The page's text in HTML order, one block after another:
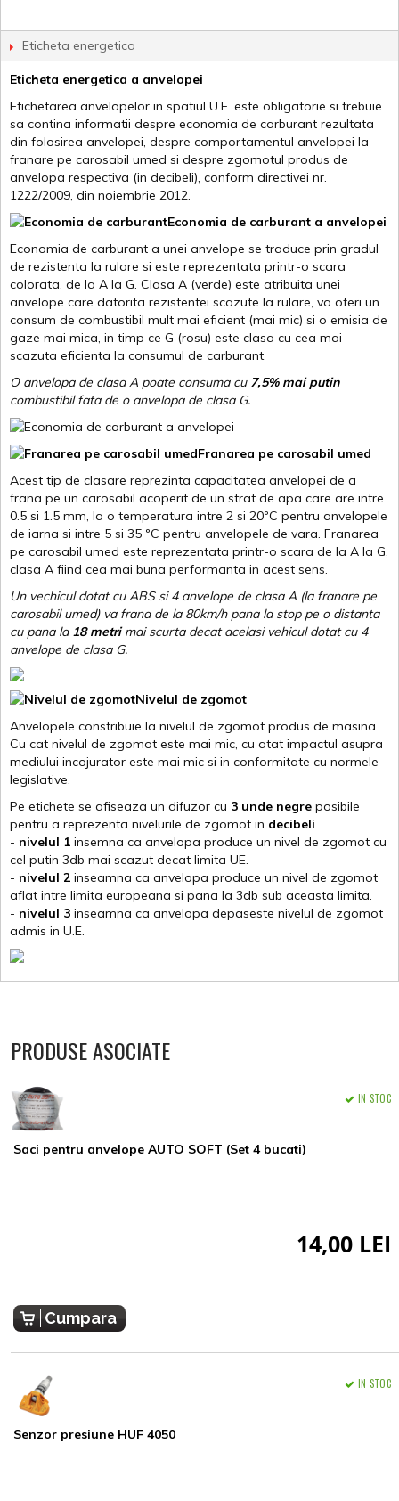
Eticheta energetica
Eticheta energetica a anvelopei
Etichetarea anvelopelor in spatiul U.E. este obligatorie si trebuie
sa contina informatii despre economia de carburant rezultata
din folosirea anvelopei, despre comportamentul anvelopei la
franare pe carosabil umed si despre zgomotul produs de
anvelopa respectiva (in decibeli), conform directivei nr.
1222/2009, din noiembrie 2012.
Economia de carburant a anvelopei
Economia de carburant a unei anvelope se traduce prin gradul
de rezistenta la rulare si este reprezentata printr-o scara
colorata, de la A la G. Clasa A (verde) este atribuita unei
anvelope care datorita rezistentei scazute la rulare, va oferi un
consum de combustibil mult mai eficient (mai mic) si o emisia de
gaze mai mica, in timp ce G (rosu) este clasa cu cea mai
scazuta eficienta la consumul de carburant.
O anvelopa de clasa A poate consuma cu 7,5% mai putin
combustibil fata de o anvelopa de clasa G.
Franarea pe carosabil umed
Acest tip de clasare reprezinta capacitatea anvelopei de a
frana pe un carosabil acoperit de un strat de apa care are intre
0.5 si 1.5 mm, la o temperatura intre 2 si 20ºC pentru anvelopele
de iarna si intre 5 si 35 ºC pentru anvelopele de vara. Franarea
pe carosabil umed este reprezentata printr-o scara de la A la G,
clasa A fiind cea mai buna performanta in acest sens.
Un vechicul dotat cu ABS si 4 anvelope de clasa A (la franare pe
carosabil umed) va frana de la 80km/h pana la stop pe o distanta
cu pana la 18 metrimai scurta decat acelasi vehicul dotat cu 4
anvelope de clasa G.
Nivelul de zgomot
Anvelopele constribuie la nivelul de zgomot produs de masina.
Cu cat nivelul de zgomot este mai mic, cu atat impactul asupra
mediului incojurator este mai mic si in conformitate cu normele
legislative.
Pe etichete se afiseaza un difuzor cu 3 unde negre posibile
pentru a reprezenta nivelurile de zgomot in decibeli.
- nivelul 1 insemna ca anvelopa produce un nivel de zgomot cu
cel putin 3db mai scazut decat limita UE.
- nivelul 2 inseamna ca anvelopa produce un nivel de zgomot
aflat intre limita europeana si pana la 3db sub aceasta limita.
- nivelul 3 inseamna ca anvelopa depaseste nivelul de zgomot
admis in U.E.
PRODUSE ASOCIATE
Saci pentru anvelope AUTO SOFT (Set 4 bucati)
IN STOC
14,00 LEI
Cumpara
Senzor presiune HUF 4050
IN STOC